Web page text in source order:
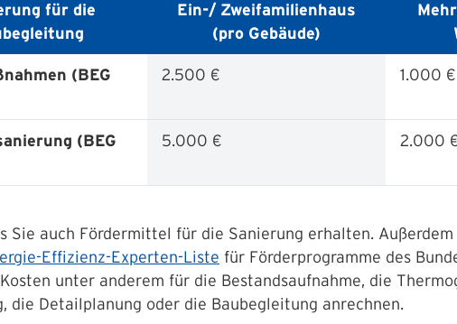
für die
Ein-/ Zweifamilienhaus
(pro Gebäude)
(BEG
2.500 € 1.000 €
(BEG
5.000 € 2.000
Sie auch Fördermittel für die Sanierung erhalten. Außerdem
Effizienz-Experten-Liste für Förderprogramme des
unter anderem für die Bestandsaufnahme, die
die Detailplanung oder die Baubegleitung anrechnen.